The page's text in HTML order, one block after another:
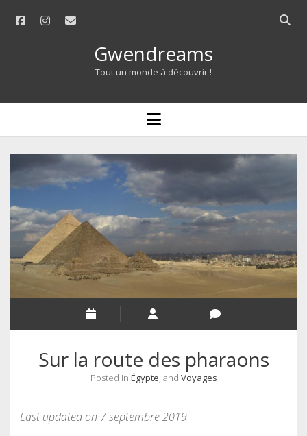
facebookinstagram
email
Open
Gwendreams
Tout un monde à découvrir !
open
menu
Sur la route des pharaons
Posted in Égypte, and Voyages
Last updated on 7 septembre 2019